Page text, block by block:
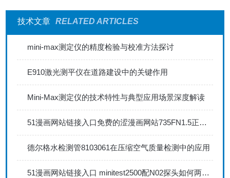
技术文章 RELATED ARTICLES
mini-max测定仪的精度检验与校准方法探讨
E910激光测平仪在道路建设中的关键作用
Mini-Max测定仪的技术特性与典型应用场景深度解读
51漫画网站链接入口免费的涩漫画网站735FN1.5正确的校准步骤
德尔格水检测管8103061在压缩空气质量检测中的应用
51漫画网站链接入口 minitest2500配N02探头如何两点校准？